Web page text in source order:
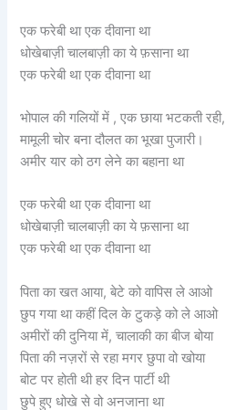
एक फरेबी था एक दीवाना था
धोखेबाज़ी चालबाज़ी का ये फ़साना था
एक फरेबी था एक दीवाना था
भोपाल की गलियों में , एक छाया भटकती रही,
मामूली चोर बना दौलत का भूखा पुजारी।
अमीर यार को ठग लेने का बहाना था
एक फरेबी था एक दीवाना था
धोखेबाज़ी चालबाज़ी का ये फ़साना था
एक फरेबी था एक दीवाना था
पिता का खत आया, बेटे को वापिस ले आओ
छुप गया था कहीं दिल के टुकड़े को ले आओ
अमीरों की दुनिया में, चालाकी का बीज बोया
पिता की नज़रों से रहा मगर छुपा वो खोया
बोट पर होती थी हर दिन पार्टी थी
छुपे हुए धोखे से वो अनजाना था